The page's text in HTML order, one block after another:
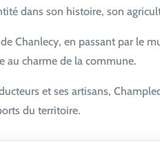
dans son histoire, son
Chanlecy, en passant par le
au charme de la commune.
et ses artisans,
du territoire.